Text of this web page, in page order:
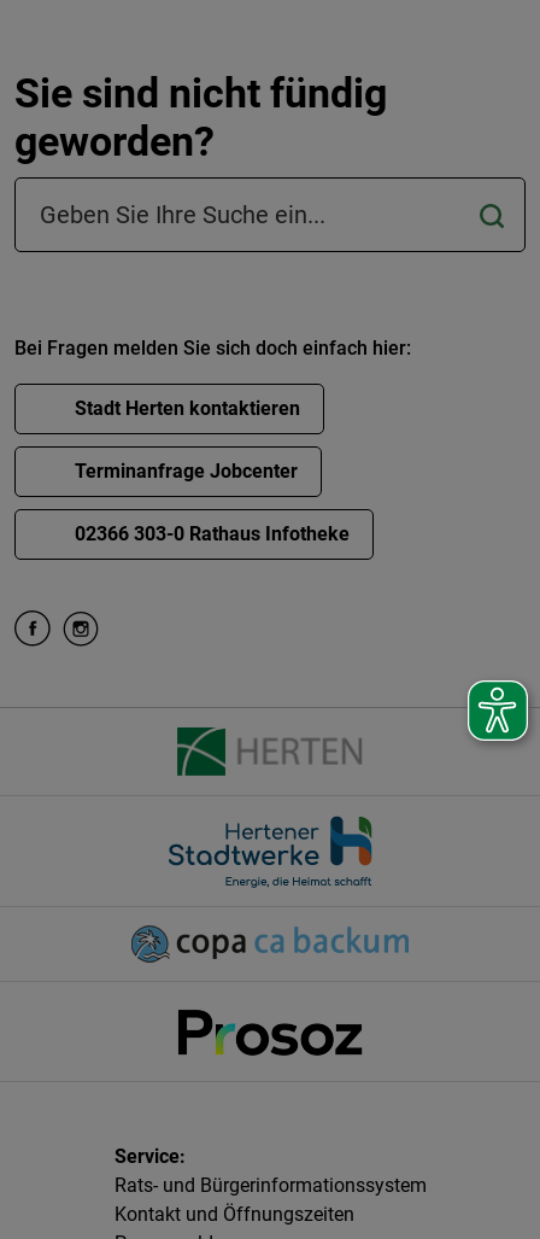
Sie sind nicht fündig
geworden?
Suchfeld in der Fußzeile
Bei Fragen melden Sie sich doch einfach hier:
Stadt Herten kontaktieren
Terminanfrage Jobcenter
02366 303-0 Rathaus Infotheke
Rats- und Bürgerinformationssystem
Kontakt und Öffnungszeiten